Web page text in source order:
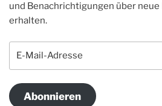
und Benachrichtigungen über neue
erhalten.
Abonnieren